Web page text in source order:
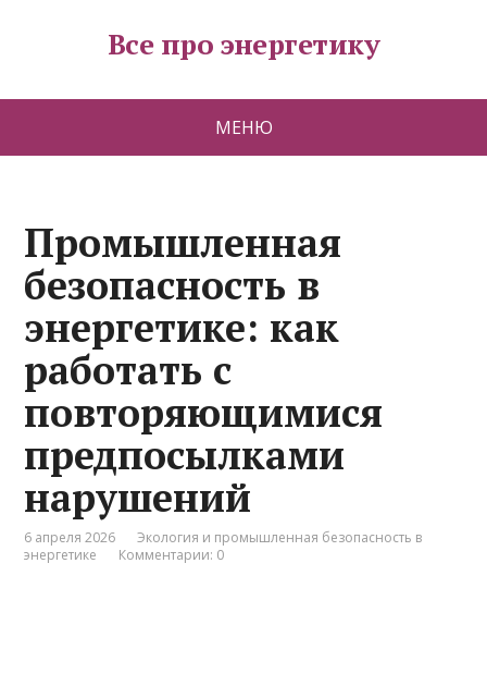
Все про энергетику
МЕНЮ
Промышленная
безопасность в
энергетике: как
работать с
повторяющимися
предпосылками
нарушений
6 апреля 2026
Экология и промышленная безопасность в
энергетике
Комментарии: 0